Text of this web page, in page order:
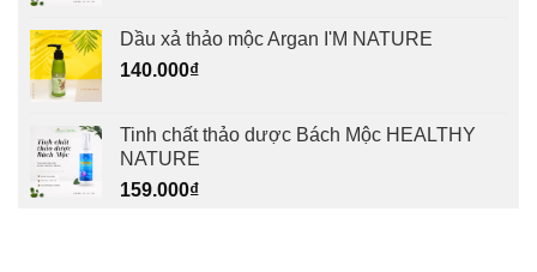
Dầu xả thảo mộc Argan I'M NATURE
140.000₫
Tinh chất thảo dược Bách Mộc HEALTHY
NATURE
159.000₫